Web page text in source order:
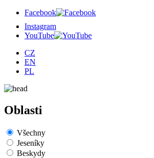
Facebook
Instagram
YouTube
CZ
EN
PL
Oblasti
Všechny
Jeseníky
Beskydy